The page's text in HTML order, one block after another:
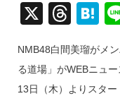
X
T
e
a
H
e
n
NMB48白間美瑠がメ
る道場」がWEBニュ
13日（木）よりスター